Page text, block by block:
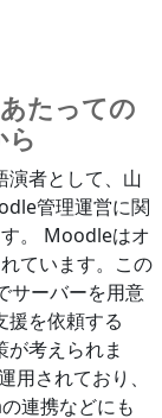
たっての
ら
者として、山
管理運営に関
。 Moodleはオ
ています。この
サーバーを用意
援を依頼する
考えられま
されており、
連携などにも